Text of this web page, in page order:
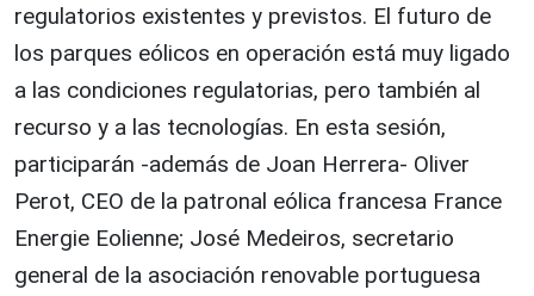
regulatorios existentes y previstos. El futuro de
los parques eólicos en operación está muy ligado
a las condiciones regulatorias, pero también al
recurso y a las tecnologías. En esta sesión,
participarán -además de Joan Herrera- Oliver
Perot, CEO de la patronal eólica francesa France
Energie Eolienne; José Medeiros, secretario
general de la asociación renovable portuguesa